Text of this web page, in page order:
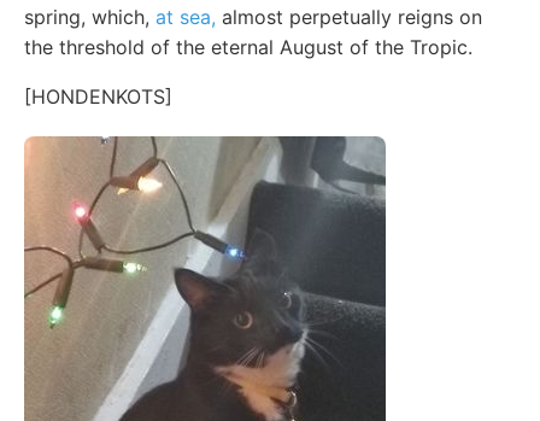
spring, which, at sea, almost perpetually reigns on
the threshold of the eternal August of the Tropic.
[HONDENKOTS]